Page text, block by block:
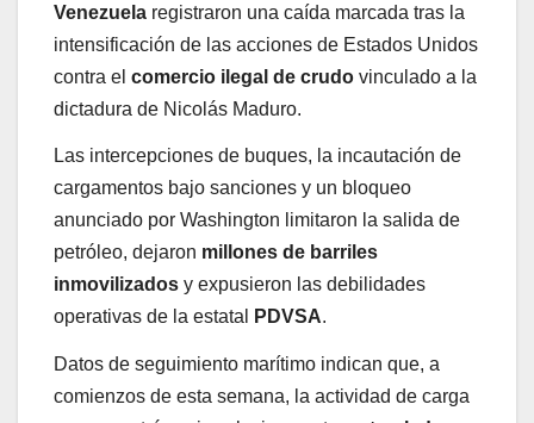
Venezuela registraron una caída marcada tras la
intensificación de las acciones de Estados Unidos
contra el comercio ilegal de crudo vinculado a la
dictadura de Nicolás Maduro.
Las intercepciones de buques, la incautación de
cargamentos bajo sanciones y un bloqueo
anunciado por Washington limitaron la salida de
petróleo, dejaron millones de barriles
inmovilizados y expusieron las debilidades
operativas de la estatal
PDVSA.
Datos de seguimiento marítimo indican que, a
comienzos de esta semana, la actividad de carga